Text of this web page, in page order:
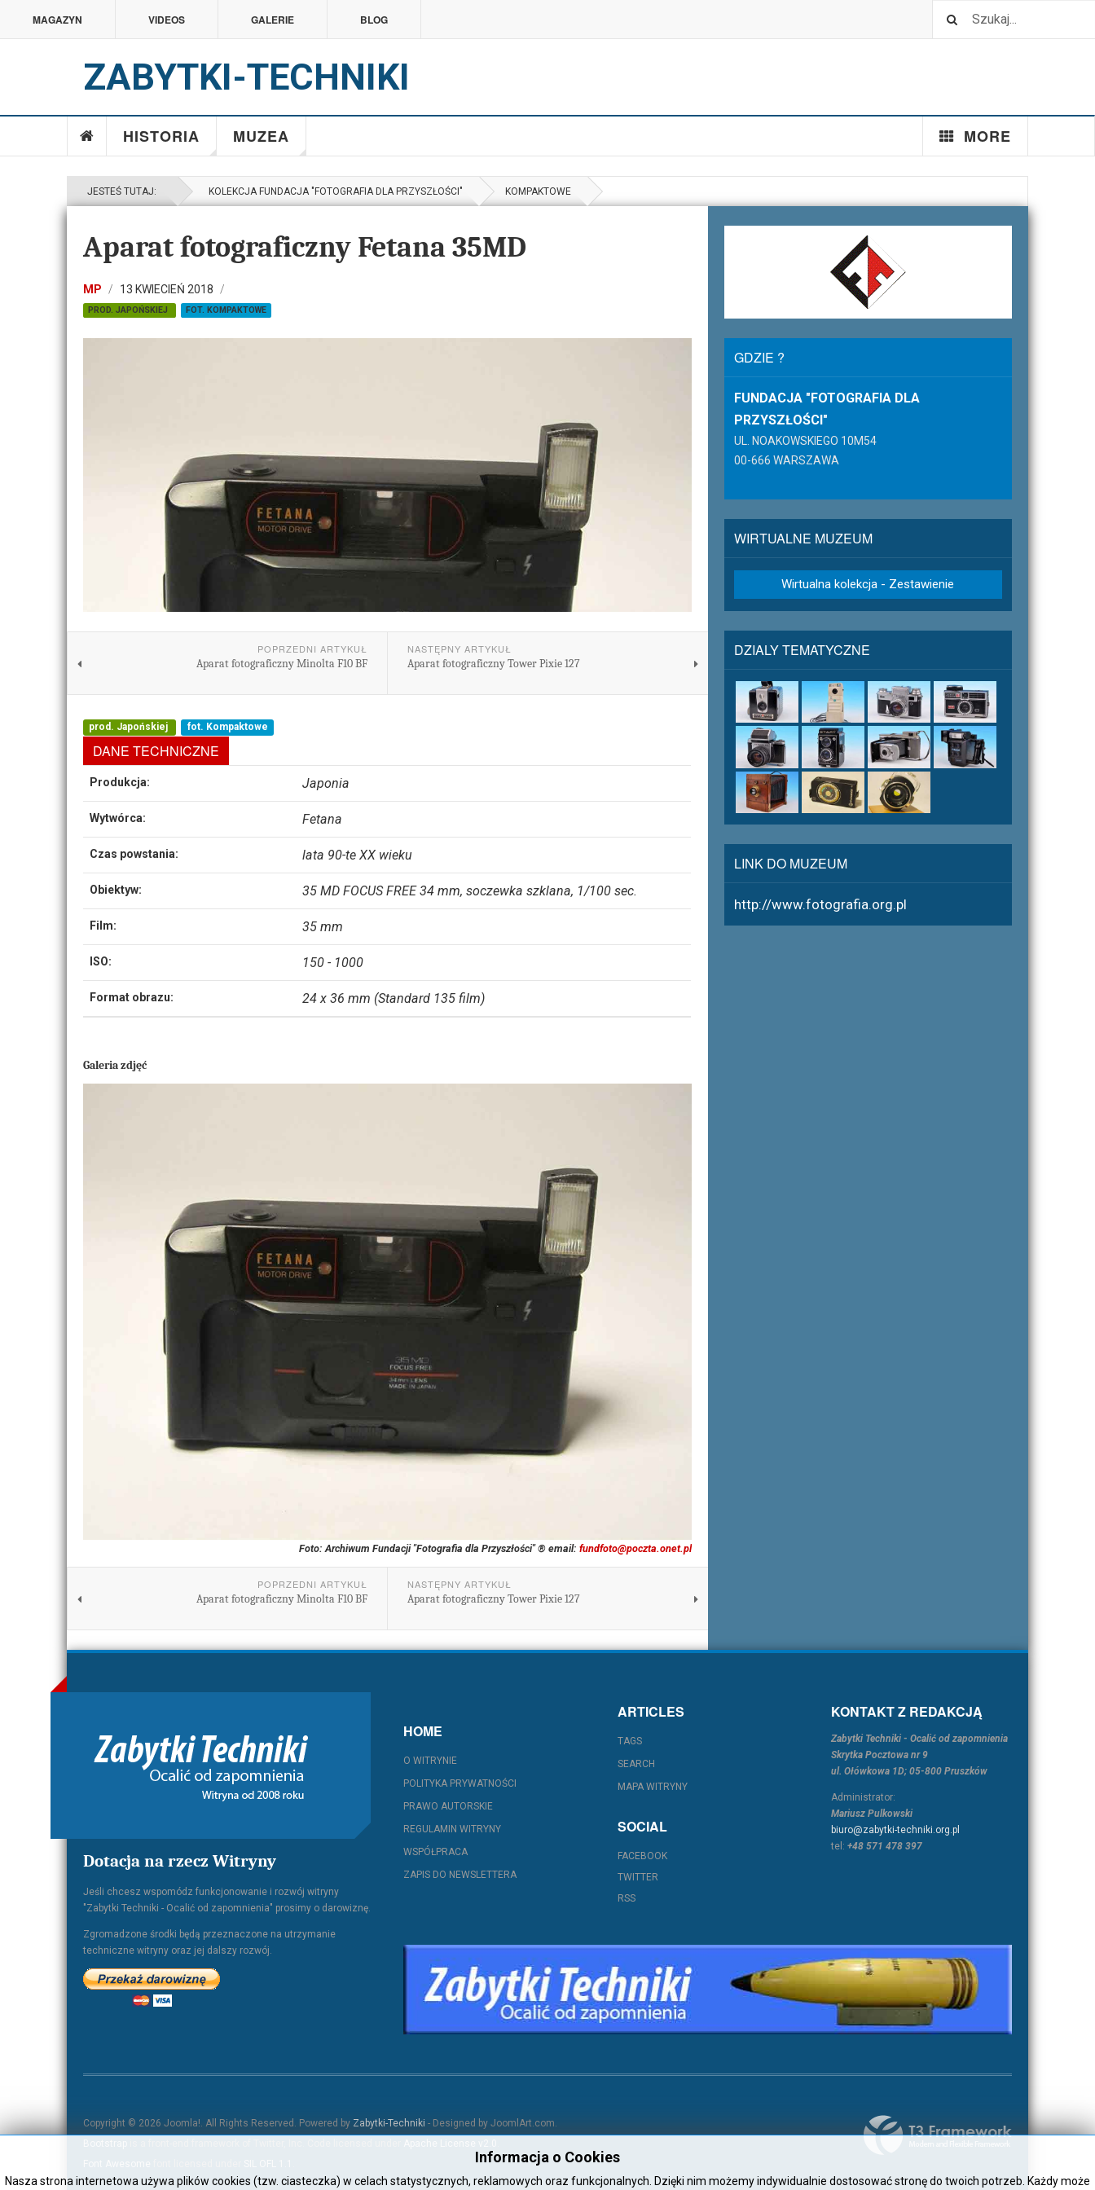
MAGAZYN VIDEOS GALERIE BLOG
ZABYTKI-TECHNIKI
HISTORIA MUZEA MORE
JESTEŚ TUTAJ: KOLEKCJA FUNDACJA "FOTOGRAFIA DLA PRZYSZŁOŚCI" KOMPAKTOWE
Aparat fotograficzny Fetana 35MD
MP 13 KWIECIEŃ 2018
PROD. JAPOŃSKIEJ FOT. KOMPAKTOWE
POPRZEDNI ARTYKUŁ
Aparat fotograficzny Minolta F10 BF
NASTĘPNY ARTYKUŁ
Aparat fotograficzny Tower Pixie 127
prod. Japońskiej fot. Kompaktowe
DANE TECHNICZNE
Produkcja: Japonia
Wytwórca: Fetana
Czas powstania: lata 90-te XX wieku
Obiektyw: 35 MD FOCUS FREE 34 mm, soczewka szklana, 1/100 sec.
Film: 35 mm
ISO: 150 - 1000
Format obrazu: 24 x 36 mm (Standard 135 film)
Galeria zdjęć
Foto: Archiwum Fundacji "Fotografia dla Przyszłości" ® email: fundfoto@poczta.onet.pl
POPRZEDNI ARTYKUŁ
Aparat fotograficzny Minolta F10 BF
NASTĘPNY ARTYKUŁ
Aparat fotograficzny Tower Pixie 127
GDZIE ?
FUNDACJA "FOTOGRAFIA DLA
PRZYSZŁOŚCI"
UL. NOAKOWSKIEGO 10M54
00-666 WARSZAWA
WIRTUALNE MUZEUM
Wirtualna kolekcja - Zestawienie
DZIALY TEMATYCZNE
LINK DO MUZEUM
http://www.fotografia.org.pl
Dotacja na rzecz Witryny
Jeśli chcesz wspomódz funkcjonowanie i rozwój witryny
"Zabytki Techniki - Ocalić od zapomnienia" prosimy o darowiznę.
Zgromadzone środki będą przeznaczone na utrzymanie
techniczne witryny oraz jej dalszy rozwój.
Informacja o Cookies
Nasza strona internetowa używa plików cookies (tzw. ciasteczka) w celach statystycznych, reklamowych oraz funkcjonalnych. Dzięki nim możemy indywidualnie dostosować stronę do twoich potrzeb. Każdy może
HOME
O WITRYNIE
POLITYKA PRYWATNOŚCI
PRAWO AUTORSKIE
REGULAMIN WITRYNY
WSPÓŁPRACA
ZAPIS DO NEWSLETTERA
ARTICLES
TAGS
SEARCH
MAPA WITRYNY
SOCIAL
FACEBOOK
TWITTER
RSS
KONTAKT Z REDAKCJĄ
Zabytki Techniki - Ocalić od zapomnienia
Skrytka Pocztowa nr 9
ul. Ołówkowa 1D; 05-800 Pruszków
Administrator:
Mariusz Pulkowski
biuro@zabytki-techniki.org.pl
tel: +48 571 478 397
Copyright © 2026 Joomla!. All Rights Reserved. Powered by Zabytki-Techniki - Designed by JoomlArt.com.